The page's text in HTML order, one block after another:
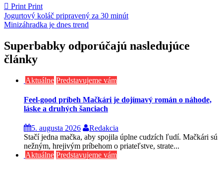
Print Print
Navigácia
v
článku
Jogurtový koláč pripravený za 30 minút
Minizáhradka je dnes trend
Superbabky odporúčajú nasledujúce
články
Aktuálne Predstavujeme vám
Feel-good príbeh Mačkári je dojímavý román o náhode,
láske a druhých šanciach
5. augusta 2026
Redakcia
Stačí jedna mačka, aby spojila úplne cudzích ľudí. Mačkári sú
nežným, hrejivým príbehom o priateľstve, strate...
Aktuálne Predstavujeme vám